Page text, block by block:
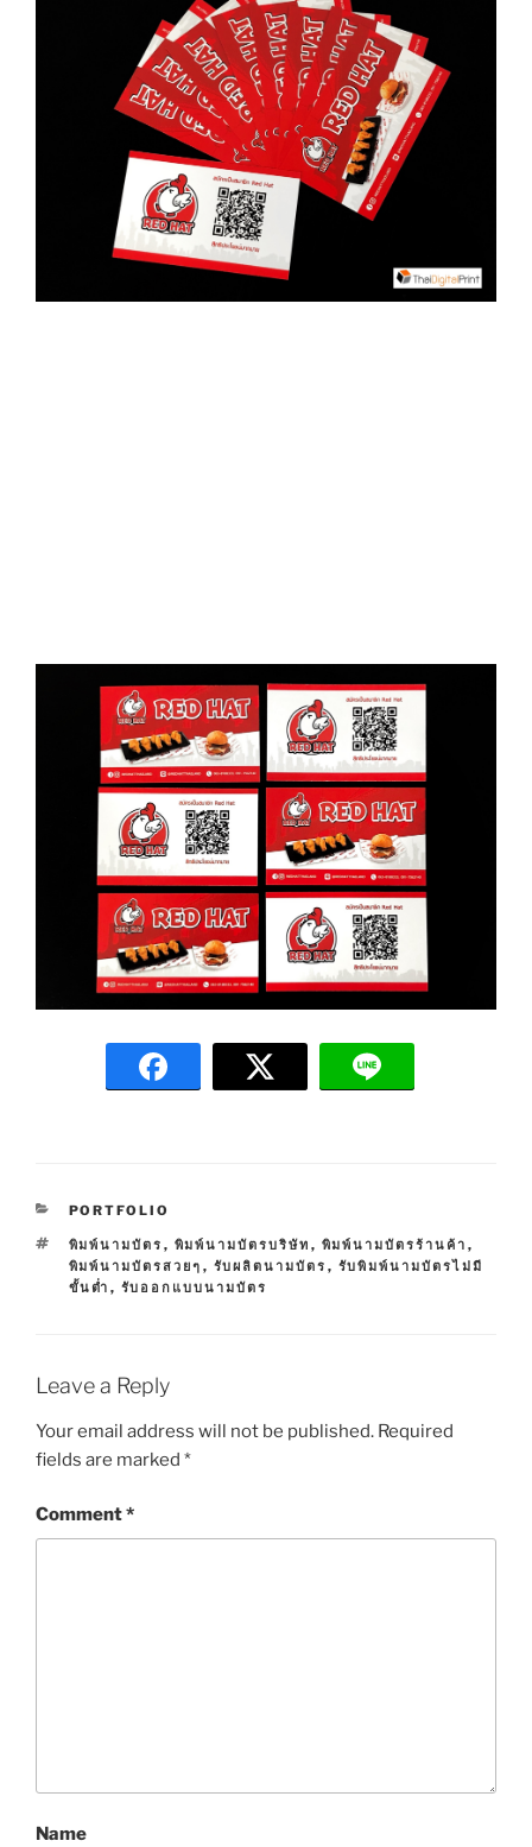
C
T
E
G
E
PORTFOLIO
T
A
G
พิมพ์นามบัตร , พิมพ์นามบัตรบริษัท , พิมพ์นามบัตรร้านค้า ,
พิมพ์นามบัตรสวยๆ , รับผลิตนามบัตร , รับพิมพ์นามบัตรไม่มี
ขั้นต่ำ , รับออกแบบนามบัตร
Leave a Reply
Your email address will not be published. Required
fields are marked *
Comment*
Name